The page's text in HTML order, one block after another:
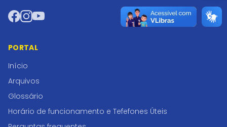
Facebook
Instagram
YouTube
PORTAL
Início
Arquivos
Glossário
Horário de funcionamento e Tefefones Úteis